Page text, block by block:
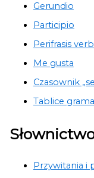
Gerundio
Participio
Perifrasis
Me gusta
Czasownik
Tablice
Przywitania i